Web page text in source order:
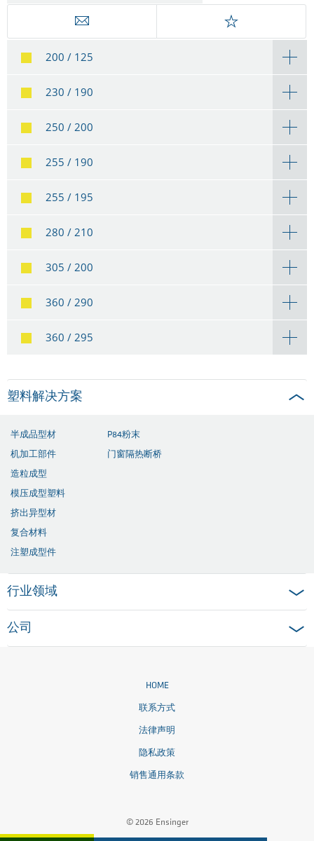
200 / 125
230 / 190
250 / 200
255 / 190
255 / 195
280 / 210
305 / 200
360 / 290
360 / 295
塑料解决方案
半成品型材
机加工部件
造粒成型
模压成型塑料
挤出异型材
复合材料
注塑成型件
P84粉末
门窗隔热断桥
行业领域
公司
HOME
联系方式
法律声明
隐私政策
销售通用条款
© 2026 Ensinger